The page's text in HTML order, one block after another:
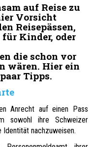
auf Reise zu
Vorsicht
Reisepässen,
Kinder, oder
die schon vor
wären. Hier ein
Tipps.
Anrecht auf einen Pass
sowohl ihre Schweizer
Identität nachzuweisen.